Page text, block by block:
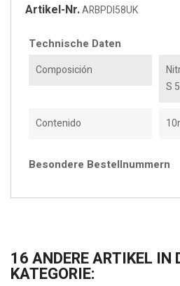
Artikel-Nr.ARBPDI58UK
Technische Daten
Composición
S
Contenido
Besondere Bestellnummern
16 ANDERE ARTIKEL IN
KATEGORIE: